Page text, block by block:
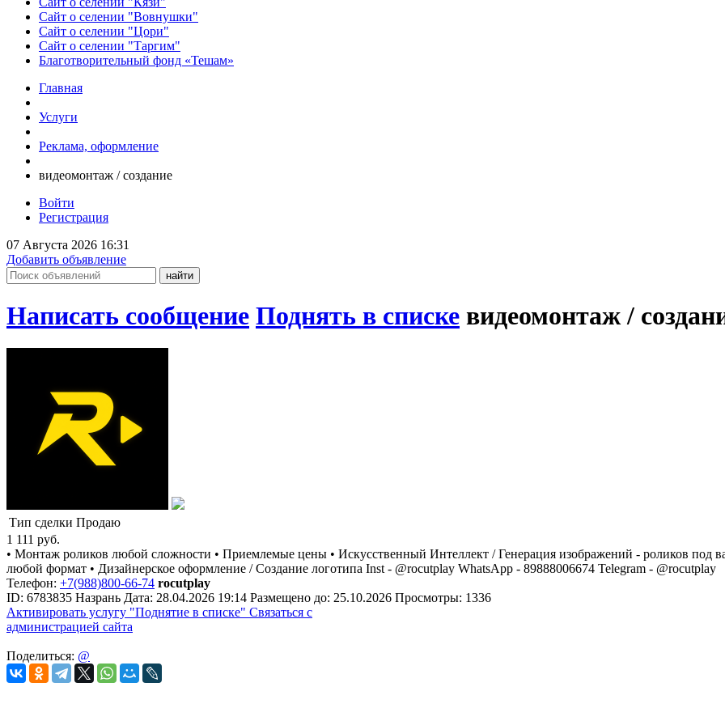
Сайт о селении "Вовнушки"
Сайт о селении "Цори"
Сайт о селении "Таргим"
Благотворительный фонд «Тешам»
Главная
Услуги
Реклама, оформление
видеомонтаж / создание
Войти
Регистрация
07 Августа 2026 16:31
Добавить объявление
Написать сообщение Поднять в списке видеомонтаж /
Тип сделки Продаю
1 111 руб.
• Монтаж роликов любой сложности • Приемлемые цены • Искусственный Интеллект / Генерация изображений - роликов
любой формат • Дизайнерское оформление / Создание логотипа Inst - @rocutplay WhatsApp - 89888006674 Telegram - @rocutplay
Телефон: +7(988)800-66-74 rocutplay
ID: 6783835 Назрань Дата: 28.04.2026 19:14 Размещено до: 25.10.2026 Просмотры: 1336
Активировать услугу "Поднятие в списке" Связаться с
администрацией сайта
Поделиться: @